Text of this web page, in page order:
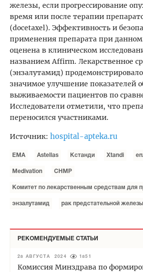
железы, если прогрессирование
время или после терапии
(docetaxel). Эффективность и
применения препарата при
оценена в клиническом
названием Affirm. Лекарственное
(энзалутамид)
значимое улучшение показателей
выживаемости пациентов по
Исследователи отметили, что
переносился участниками.
Источник: hospital-apteka.ru
ЕМА Astellas Кстанди Xtandi
Medivation СНМР
Комитет по лекарственным средствам для
энзалутамид рак предстательной
РЕКОМЕНДУЕМЫЕ СТАТЬИ
28 АВГУСТА 2024 1851
Комиссия Минздрава по